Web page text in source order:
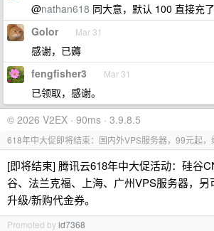
@nathan618 同大意，默认 100 直接充
Golor Mar 31
感谢，已薅
fengfisher3 Mar 31
已领取，感谢。
© 2026 V2EX · 90ms · 3.9.8.5
618年中大促即将结束：国内外VPS服务器，99元起，
[即将结束] 腾讯云618年中大促活动：硅谷
谷、法兰克福、上海、广州VPS服务器，另
升级/新购代金券。
Promoted byid7368